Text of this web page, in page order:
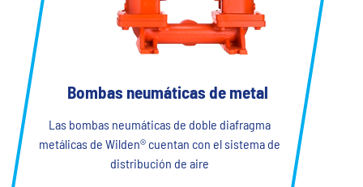
Bombas neumáticas de metal
Las bombas neumáticas de doble diafragma
metálicas de Wilden® cuentan con el sistema de
distribución de aire